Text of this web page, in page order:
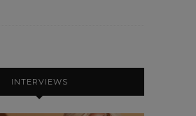
INTERVIEWS